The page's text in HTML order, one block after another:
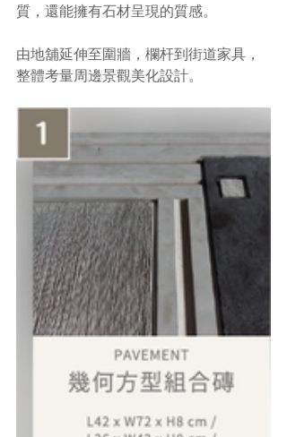
質，還能擁有石材呈現的質感。
由地舖延伸至圍牆，欄杆到街道家具，
整體考量周邊景觀美化設計。